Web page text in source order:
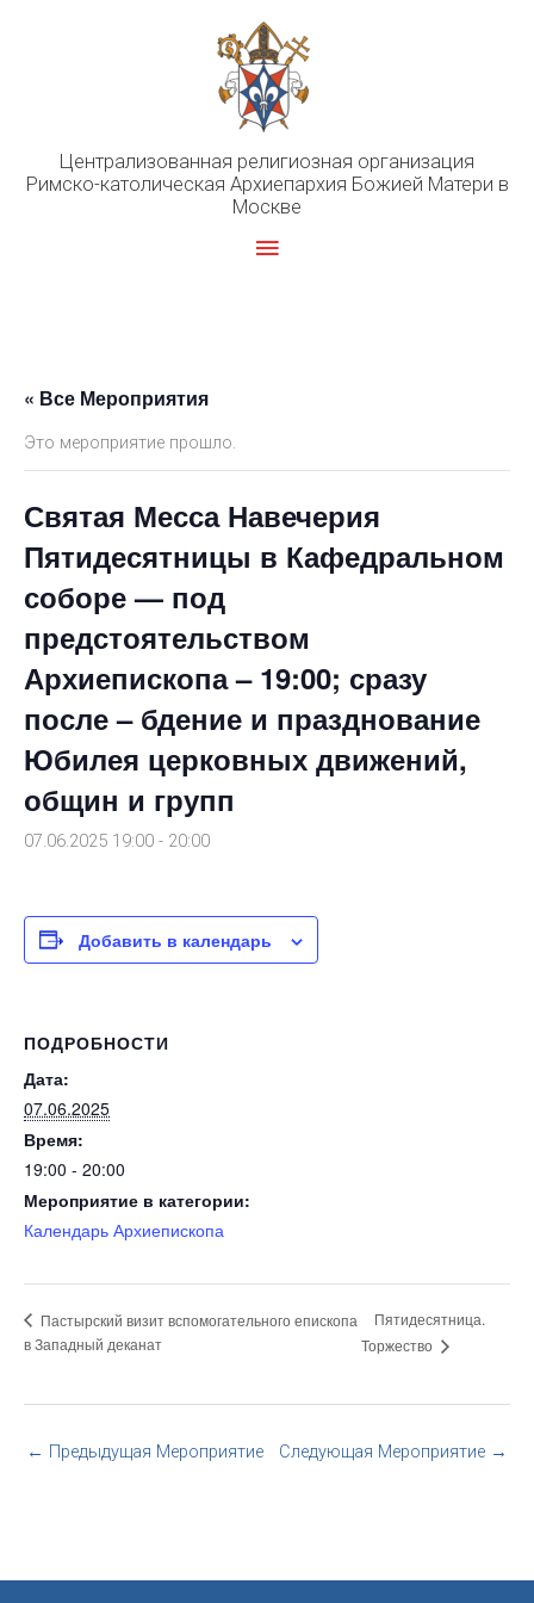
Централизованная религиозная организация
Римско-католическая Архиепархия Божией Матери в
Москве
Главное
« Все Мероприятия
Это мероприятие прошло.
Святая Месса Навечерия
Пятидесятницы в Кафедральном
соборе — под
предстоятельством
Архиепископа – 19:00; сразу
после – бдение и празднование
Юбилея церковных движений,
общин и групп
07.06.2025 19:00 - 20:00
Добавить в календарь
ПОДРОБНОСТИ
Дата:
07.06.2025
Время:
19:00 - 20:00
Мероприятие в категории:
Календарь Архиепископа
Пастырский визит вспомогательного епископа
в Западный деканат
Пятидесятница.
Торжество
← Предыдущая Мероприятие Следующая Мероприятие →